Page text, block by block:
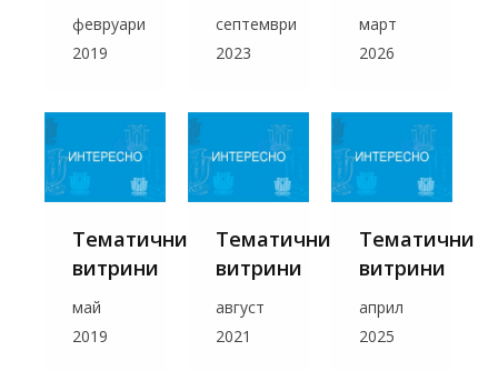
февруари
2019
септември
2023
март
2026
Тематични
витрини
май
2019
Тематични
витрини
август
2021
Тематични
витрини
април
2025